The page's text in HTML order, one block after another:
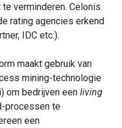
verminderen. Celonis
rating agencies erkend
IDC etc.).
maakt gebruik van
mining-technologie
om bedrijven een living
processen te
een